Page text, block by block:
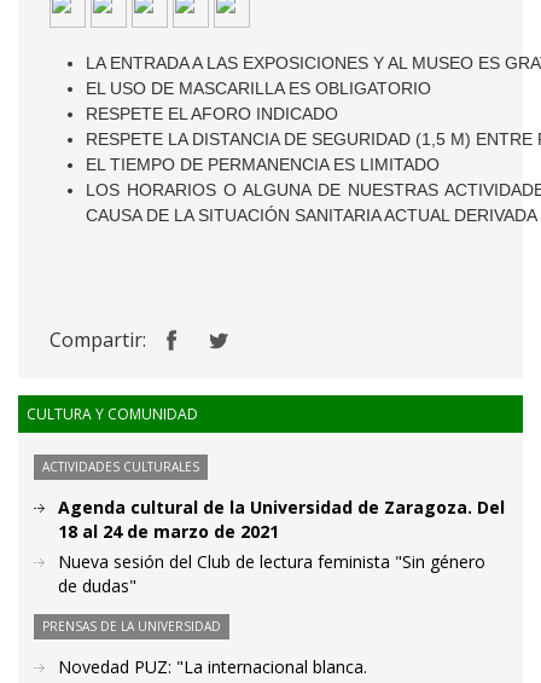
LA ENTRADA A LAS EXPOSICIONES Y AL MUSEO ES
EL USO DE MASCARILLA ES OBLIGATORIO
RESPETE EL AFORO INDICADO
RESPETE LA DISTANCIA DE SEGURIDAD (1,5 M) ENTRE
EL TIEMPO DE PERMANENCIA ES LIMITADO
LOS HORARIOS O ALGUNA DE NUESTRAS
CAUSA DE LA SITUACIÓN SANITARIA ACTUAL
Compartir:
CULTURA Y COMUNIDAD
ACTIVIDADES CULTURALES
Agenda cultural de la Universidad de Zaragoza. Del
18 al 24 de marzo de 2021
Nueva sesión del Club de lectura feminista "Sin género
de dudas"
PRENSAS DE LA UNIVERSIDAD
Novedad PUZ: "La internacional blanca.